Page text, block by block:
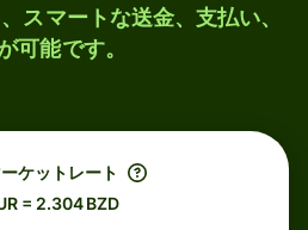
スマートな送金、支払い、
可能です。
ケットレート
= 2.304 BZD